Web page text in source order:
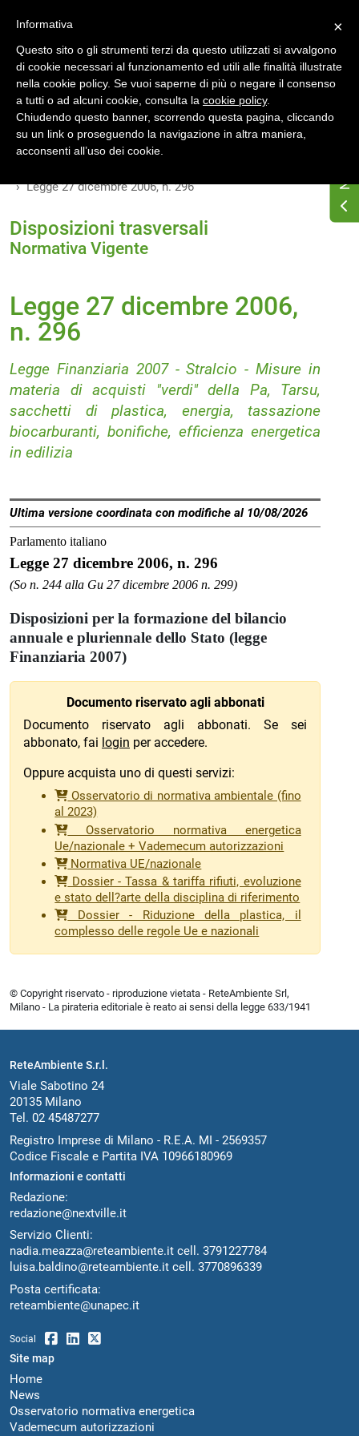
Home
Osservatorio di normativa energetica
Normativa energetica nazionale
Legge 27 dicembre 2006, n. 296
Disposizioni trasversali
Normativa Vigente
Legge 27 dicembre 2006,
n. 296
Legge Finanziaria 2007 - Stralcio - Misure in
materia di acquisti "verdi" della Pa, Tarsu,
sacchetti di plastica, energia, tassazione
biocarburanti, bonifiche, efficienza energetica
in edilizia
Ultima versione coordinata con modifiche al 10/08/2026
Parlamento italiano
Legge 27 dicembre 2006, n. 296
(So n. 244 alla Gu 27 dicembre 2006 n. 299)
Disposizioni per la formazione del bilancio
annuale e pluriennale dello Stato (legge
Finanziaria 2007)
Documento riservato agli abbonati
Documento riservato agli abbonati. Se sei
abbonato, fai login per accedere.
Oppure acquista uno di questi servizi:
Osservatorio di normativa ambientale (fino
al 2023)
Osservatorio normativa energetica
Ue/nazionale + Vademecum autorizzazioni
Normativa UE/nazionale
Dossier - Tassa & tariffa rifiuti, evoluzione
e stato dell?arte della disciplina di riferimento
Dossier - Riduzione della plastica, il
complesso delle regole Ue e nazionali
© Copyright riservato - riproduzione vietata - ReteAmbiente Srl,
Milano - La pirateria editoriale è reato ai sensi della legge 633/1941
ReteAmbiente S.r.l.
Viale Sabotino 24
20135 Milano
Tel. 02 45487277
Registro Imprese di Milano - R.E.A. MI - 2569357
Codice Fiscale e Partita IVA 10966180969
Informazioni e contatti
Redazione:
redazione@nextville.it
Servizio Clienti:
nadia.meazza@reteambiente.it cell. 3791227784
luisa.baldino@reteambiente.it cell. 3770896339
Posta certificata:
reteambiente@unapec.it
Social
Site map
Home
News
Osservatorio normativa energetica
Vademecum autorizzazioni
×
Informativa
Questo sito o gli strumenti terzi da questo utilizzati si avvalgono
di cookie necessari al funzionamento ed utili alle finalità illustrate
nella cookie policy. Se vuoi saperne di più o negare il consenso
a tutti o ad alcuni cookie, consulta la cookie policy.
Chiudendo questo banner, scorrendo questa pagina, cliccando
su un link o proseguendo la navigazione in altra maniera,
acconsenti all’uso dei cookie.